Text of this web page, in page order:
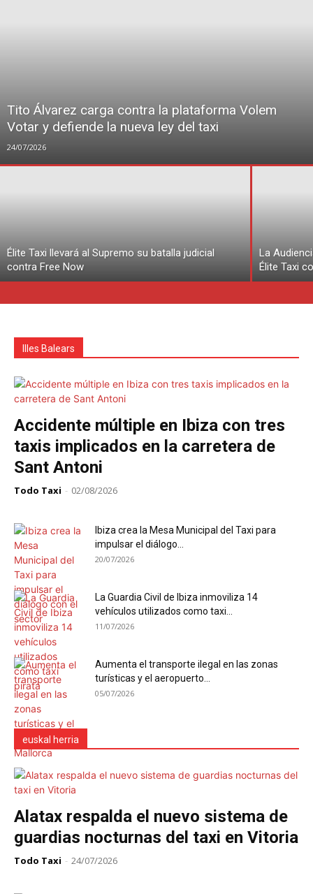
Tito Álvarez carga contra la plataforma Volem
Votar y defiende la nueva ley del taxi
24/07/2026
Élite Taxi llevará al Supremo su batalla judicial
contra Free Now
La
Élite Taxi
Illes Balears
Accidente múltiple en Ibiza con tres
taxis implicados en la carretera de
Sant Antoni
Todo Taxi - 02/08/2026
Ibiza crea la Mesa Municipal del Taxi para
impulsar el diálogo...
20/07/2026
La Guardia Civil de Ibiza inmoviliza 14
vehículos utilizados como taxi...
11/07/2026
Aumenta el transporte ilegal en las zonas
turísticas y el aeropuerto...
05/07/2026
euskal herria
Alatax respalda el nuevo sistema de
guardias nocturnas del taxi en Vitoria
Todo Taxi - 24/07/2026